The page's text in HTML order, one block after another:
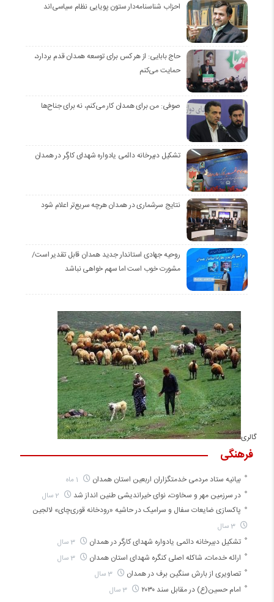
احزاب شناسنامه‌دار ستون پویایی نظام سیاسی‌اند
حاج بابایی: از هر کس برای توسعه همدان قدم بردارد،
حمایت می‌کنم
صوفی: من برای همدان کار می‌کنم، نه برای جناح‌ها
تشکیل دبیرخانه دائمی یادواره شهدای کارگر در همدان
نتایج سرشماری در همدان هرچه سریع‌تر اعلام شود
روحیه جهادی استاندار جدید همدان قابل تقدیر است/
مشورت خوب است اما سهم خواهی نباشد
گالری
فرهنگی
بیانیه ستاد مردمی خدمتگزاران اربعین استان همدان
در سرزمین مهر و سخاوت، نوای خیراندیشی طنین انداز شد
پاکسازی ضایعات سفال و سرامیک در حاشیه «رودخانه قوری‌چای» لالجین
3 سال
تشکیل دبیرخانه دائمی یادواره شهدای کارگر در همدان 3 سال
ارائه خدمات، شاکله اصلی کنگره شهدای استان همدان 3 سال
تصاویری از بارش سنگین برف در همدان 3 سال
امام حسین(ع) در مقابل سند ۲۰۳۰ 3 سال